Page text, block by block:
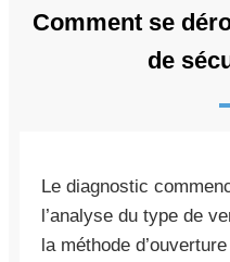
Comment se
de
Le diagnostic
l’analyse du type de
la méthode